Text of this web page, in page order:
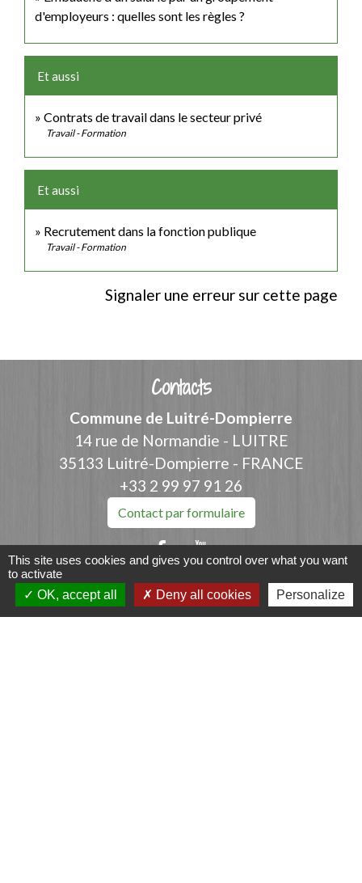
d'employeurs : quelles sont les règles ?
Et aussi
Contrats de travail dans le secteur privé
Travail - Formation
Et aussi
Recrutement dans la fonction publique
Travail - Formation
Signaler une erreur sur cette page
Contacts
Commune de Luitré-Dompierre
14 rue de Normandie - LUITRE
35133 Luitré-Dompierre - FRANCE
+33 2 99 97 91 26
Contact par formulaire
Liens
This site uses cookies and gives you control over what you want
to activate
OK, accept all
Deny all cookies Personalize